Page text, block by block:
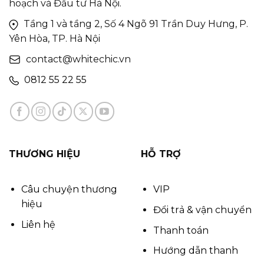
hoạch và Đầu tư Hà Nội.
Tầng 1 và tầng 2, Số 4 Ngõ 91 Trần Duy Hưng, P.
Yên Hòa, TP. Hà Nội
contact@whitechic.vn
0812 55 22 55
THƯƠNG HIỆU
Câu chuyện thương
hiệu
Liên hệ
HỖ TRỢ
VIP
Đổi trả & vận chuyển
Thanh toán
Hướng dẫn thanh